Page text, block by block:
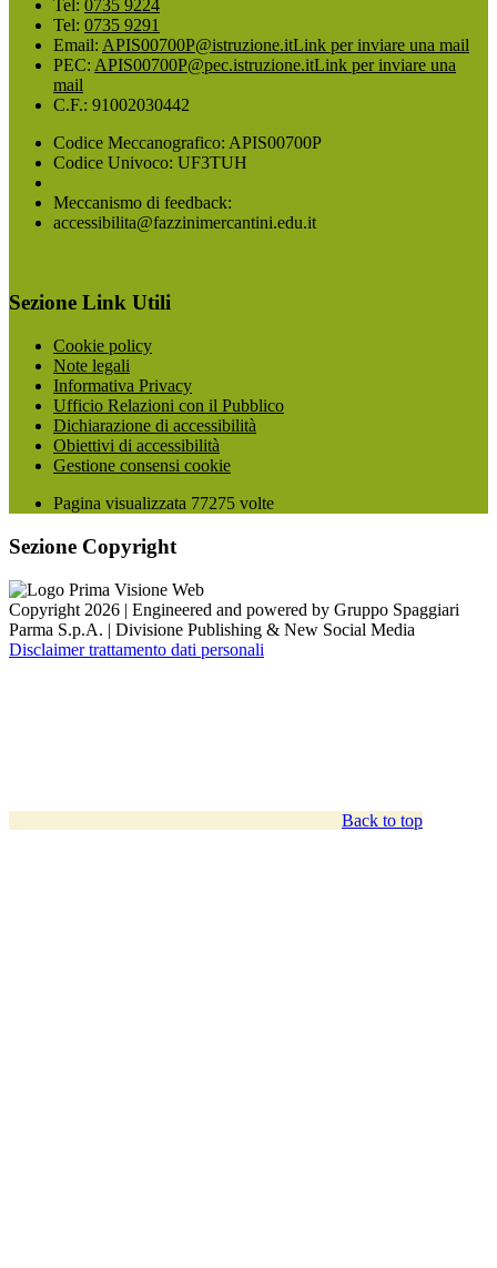
Tel: 0735 9224
Tel: 0735 9291
Email: APIS00700P@istruzione.itLink per inviare una mail
PEC: APIS00700P@pec.istruzione.itLink per inviare una
mail
C.F.: 91002030442
Codice Meccanografico: APIS00700P
Codice Univoco: UF3TUH
Meccanismo di feedback:
accessibilita@fazzinimercantini.edu.it
Sezione Link Utili
Cookie policy
Note legali
Informativa Privacy
Ufficio Relazioni con il Pubblico
Dichiarazione di accessibilità
Obiettivi di accessibilità
Gestione consensi cookie
Pagina visualizzata 77275 volte
Sezione Copyright
Copyright 2026 | Engineered and powered by Gruppo Spaggiari
Parma S.p.A. | Divisione Publishing & New Social Media
Disclaimer trattamento dati personali
Back to top